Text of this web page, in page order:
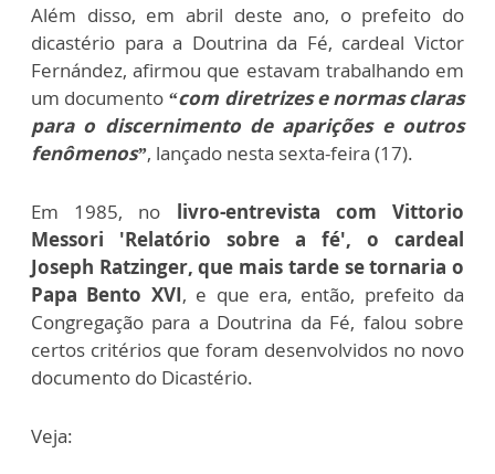
Além disso, em abril deste ano, o prefeito do
dicastério para a Doutrina da Fé, cardeal Victor
Fernández, afirmou que estavam trabalhando em
um documento “com diretrizes e normas claras
para o discernimento de aparições e outros
fenômenos”, lançado nesta sexta-feira (17).
Em 1985, no livro-entrevista com Vittorio
Messori 'Relatório sobre a fé', o cardeal
Joseph Ratzinger, que mais tarde se tornaria o
Papa Bento XVI, e que era, então, prefeito da
Congregação para a Doutrina da Fé, falou sobre
certos critérios que foram desenvolvidos no novo
documento do Dicastério.
Veja: